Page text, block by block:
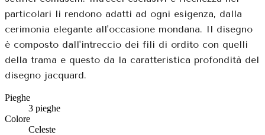
particolari li rendono adatti ad ogni esigenza, dalla
cerimonia elegante all'occasione mondana. Il disegno
è composto dall'intreccio dei fili di ordito con quelli
della trama e questo da la caratteristica profondità del
disegno jacquard.
Pieghe
3 pieghe
Colore
Celeste